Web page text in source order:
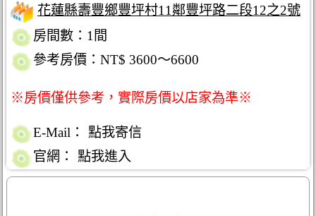
花蓮縣壽豐鄉豐坪村11鄰豐坪路二段12之2號
房間數：1間
參考房價：NT$ 3600～6600
※房價僅供參考，實際房價以店家為準※
E-Mail：
點我寄信
官網：
點我進入